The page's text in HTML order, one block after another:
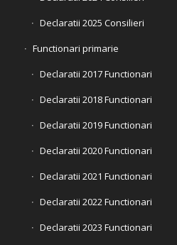
Declaratii 2025 Consilieri
Functionari primarie
Declaratii 2017 Functionari
Declaratii 2018 Functionari
Declaratii 2019 Functionari
Declaratii 2020 Functionari
Declaratii 2021 Functionari
Declaratii 2022 Functionari
Declaratii 2023 Functionari